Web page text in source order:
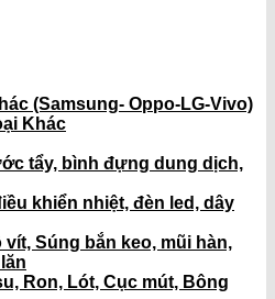
(Samsung- Oppo-LG-Vivo)
Khác
tẩy, bình đựng dung dịch,
khiển nhiệt, đèn led, dây
vít, Súng bắn keo, mũi hàn,
Ron, Lót, Cục mút, Bông